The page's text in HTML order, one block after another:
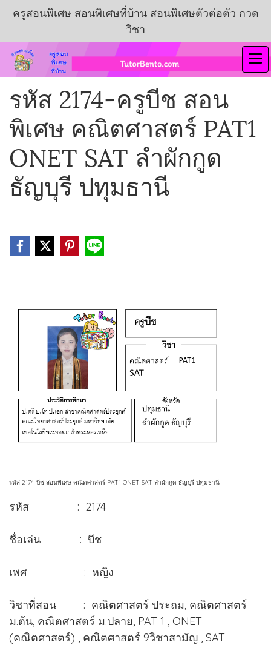
ครูสอนพิเศษ สอนพิเศษที่บ้าน สอนพิเศษตัวต่อตัว กวด
วิชา
รหัส 2174-ครูบีช สอน
พิเศษ คณิตศาสตร์ PAT1
ONET SAT ลำผักกูด
ธัญบุรี ปทุมธานี
รหัส 2174-บีช สอนพิเศษ คณิตศาสตร์ PAT1 ONET SAT ลำผักกูด ธัญบุรี ปทุมธานี
รหัส : 2174
ชื่อเล่น : บีช
เพศ : หญิง
วิชาที่สอน : คณิตศาสตร์ ประถม, คณิตศาสตร์
ม.ต้น, คณิตศาสตร์ ม.ปลาย, PAT 1 , ONET
(คณิตศาสตร์) , คณิตศาสตร์ 9วิชาสามัญ , SAT